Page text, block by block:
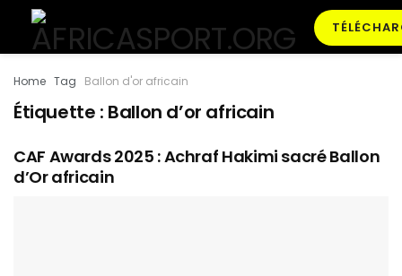
Home Tag Ballon d'or africain
Étiquette : Ballon d’or africain
CAF Awards 2025 : Achraf Hakimi sacré Ballon
d’Or africain